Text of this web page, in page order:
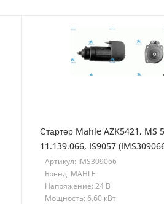
Стартер Mahle AZK5421, MS
11.139.066, IS9057
Артикул: IMS309066
Бренд: MAHLE
Напряжение: 24 В
Мощность: 6.60 кВт